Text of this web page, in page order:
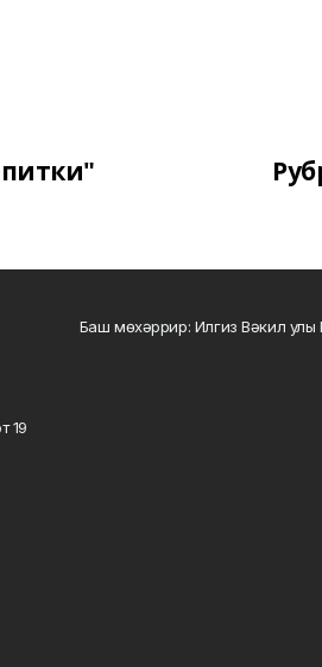
19
Баш мөхәррир: Илгиз Вәкил